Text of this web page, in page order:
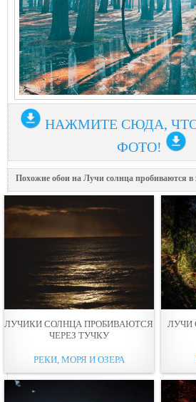
НАЖМИТЕ СЮДА,
ФОТО!
Похожие обои на Лучи солнца пробиваются в
ЛУЧИКИ СОЛНЦА ПРОБИВАЮТСЯ
ЧЕРЕЗ ТУЧКУ
РЕКИ, МОРЯ И ОЗЕРА
ЛУЧИ